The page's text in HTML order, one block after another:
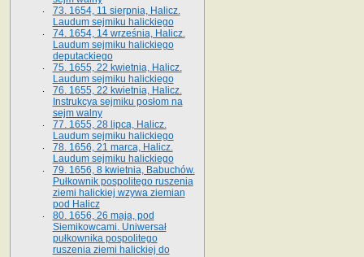
73. 1654, 11 sierpnia, Halicz.
Laudum sejmiku halickiego
74. 1654, 14 września, Halicz.
Laudum sejmiku halickiego
deputackiego
75. 1655, 22 kwietnia, Halicz.
Laudum sejmiku halickiego
76. 1655, 22 kwietnia, Halicz.
Instrukcya sejmiku posłom na
sejm walny
77. 1655, 28 lipca, Halicz.
Laudum sejmiku halickiego
78. 1656, 21 marca, Halicz.
Laudum sejmiku halickiego
79. 1656, 8 kwietnia, Babuchów.
Pułkownik pospolitego ruszenia
ziemi halickiej wzywa ziemian
pod Halicz
80. 1656, 26 maja, pod
Siemikowcami. Uniwersał
pułkownika pospolitego
ruszenia ziemi halickiej do